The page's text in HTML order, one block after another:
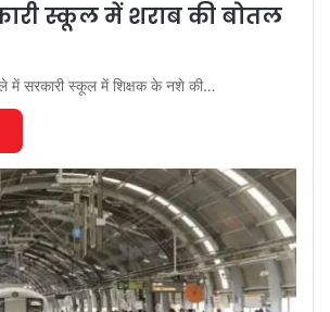
स्कूल में शराब की बोतल
में सरकारी स्कूल में शिक्षक के नशे की…